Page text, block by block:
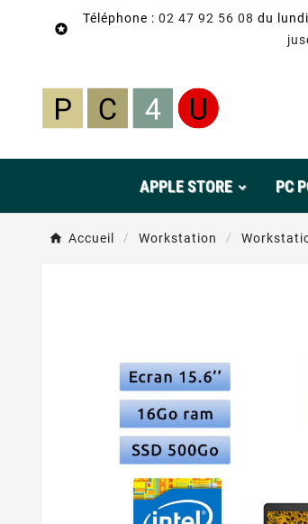

Téléphone : 02 47 92 56 08 du
APPLE STORE PC
Accueil Workstation